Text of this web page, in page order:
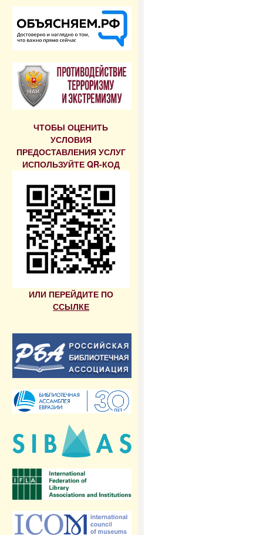
ЧТОБЫ ОЦЕНИТЬ
УСЛОВИЯ
ПРЕДОСТАВЛЕНИЯ УСЛУГ
ИСПОЛЬЗУЙТЕ QR-КОД
ИЛИ ПЕРЕЙДИТЕ ПО
ССЫЛКЕ